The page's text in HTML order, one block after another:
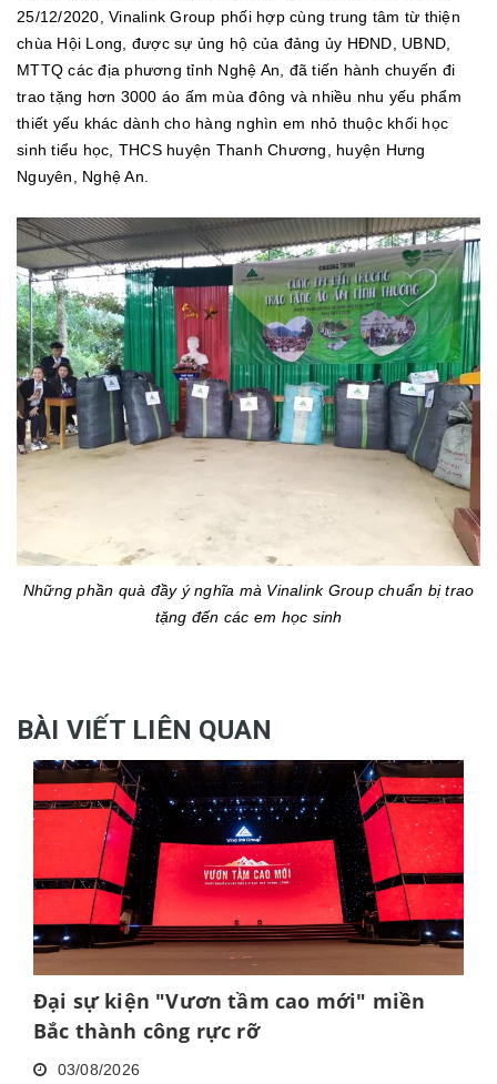
25/12/2020, Vinalink Group phối hợp cùng trung tâm từ thiện
chùa Hội Long, được sự ủng hộ của đảng ủy HĐND, UBND,
MTTQ các địa phương tỉnh Nghệ An, đã tiến hành chuyến đi
trao tặng hơn 3000 áo ấm mùa đông và nhiều nhu yếu phẩm
thiết yếu khác dành cho hàng nghìn em nhỏ thuộc khối học
sinh tiểu học, THCS huyện Thanh Chương, huyện Hưng
Nguyên, Nghệ An.
Những phần quà đầy ý nghĩa mà Vinalink Group chuẩn bị trao
tặng đến các em học sinh
BÀI VIẾT LIÊN QUAN
Đại sự kiện "Vươn tầm cao mới" miền
Bắc thành công rực rỡ
03/08/2026